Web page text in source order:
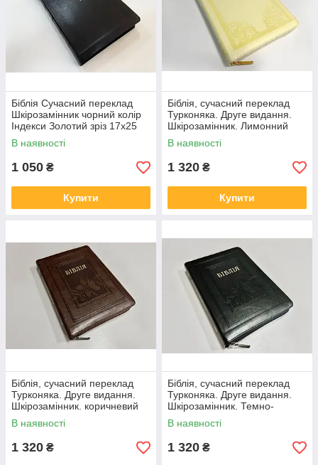
Біблія Сучасний переклад
Шкірозамінник чорний колір
Індекси Золотий зріз 17х25
В наявності
1 050 ₴
Купити
Біблія, сучасний переклад
Турконяка. Друге видання.
Шкірозамінник. Лимонний
колір, 17х25
В наявності
1 320 ₴
Купити
Біблія, сучасний переклад
Турконяка. Друге видання.
Шкірозамінник. коричневий
колір, 17х25
В наявності
1 320 ₴
Біблія, сучасний переклад
Турконяка. Друге видання.
Шкірозамінник. Темно-
зелений колір, 17х25, з
оливкою
В наявності
1 320 ₴